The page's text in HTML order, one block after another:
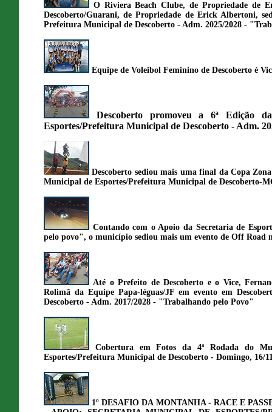
O Riviera Beach Clube, de Propriedade de
Descoberto/Guarani, de Propriedade de Erick Albertoni,
Prefeitura Municipal de Descoberto - Adm. 2025/2028 -
Equipe de Voleibol Feminino de Descoberto é
Descoberto promoveu a 6ª Edição
Esportes/Prefeitura Municipal de Descoberto - Adm.
Descoberto sediou mais uma final da Copa
Municipal de Esportes/Prefeitura Municipal de Descoberto-
Contando com o Apoio da Secretaria de
pelo povo", o município sediou mais um evento de Off Road
Até o Prefeito de Descoberto e o Vice,
Rolimã da Equipe Papa-léguas/JF em evento em
Descoberto - Adm. 2017/2028 - "Trabalhando pelo Povo"
Cobertura em Fotos da 4ª Rodada do
Esportes/Prefeitura Municipal de Descoberto - Domingo, 16/
1º DESAFIO DA MONTANHA - RACE E